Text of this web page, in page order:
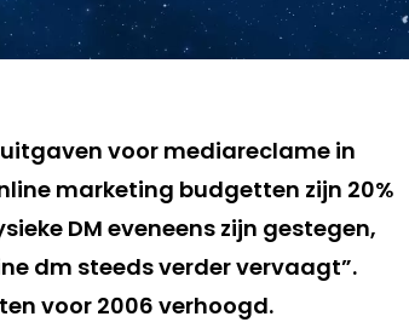
voor mediareclame in
marketing budgetten zijn 20%
DM eveneens zijn gestegen,
dm steeds verder vervaagt”.
voor 2006 verhoogd.